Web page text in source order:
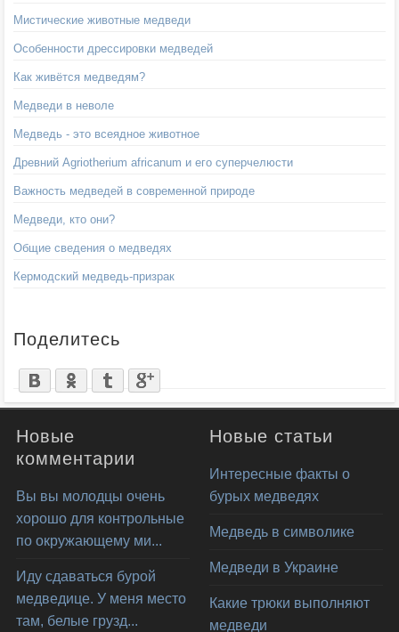
Мистические животные медведи
Особенности дрессировки медведей
Как живётся медведям?
Медведи в неволе
Медведь - это всеядное животное
Древний Agriotherium africanum и его суперчелюсти
Важность медведей в современной природе
Медведи, кто они?
Общие сведения о медведях
Кермодский медведь-призрак
Поделитесь
Новые
комментарии
Вы вы молодцы очень
хорошо для контрольные
по окружающему ми...
Иду сдаваться бурой
медведице. У меня место
там, белые грузд...
Новые статьи
Интересные факты о
бурых медведях
Медведь в символике
Медведи в Украине
Какие трюки выполняют
медведи